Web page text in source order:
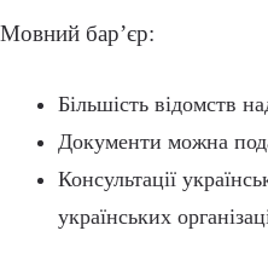
Мовний бар’єр:
Більшість відомств
Документи можна
Консультації
українських